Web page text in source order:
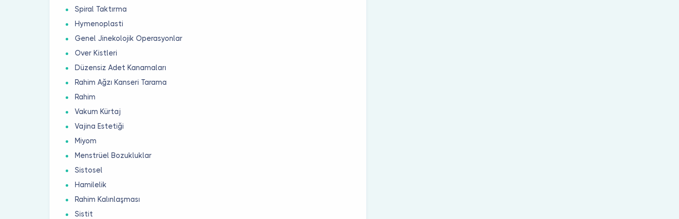
Spiral Taktırma
Hymenoplasti
Genel Jinekolojik Operasyonlar
Over Kistleri
Düzensiz Adet Kanamaları
Rahim Ağzı Kanseri Tarama
Rahim
Vakum Kürtaj
Vajina Estetiği
Miyom
Menstrüel Bozukluklar
Sistosel
Hamilelik
Rahim Kalınlaşması
Sistit